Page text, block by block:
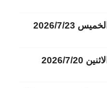
2026/7/23
7/20